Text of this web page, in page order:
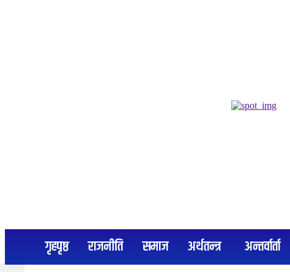
गृहपृष्ठ राजनीति समाज अर्थतन्त्र अन्तर्वार्ता